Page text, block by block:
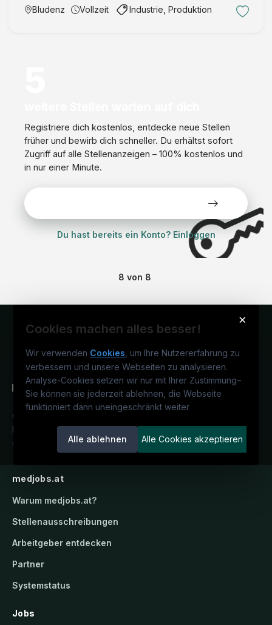
Menschen ist: bestens erreichbar, sozial engagiert und
Bludenz Vollzeit Industrie, Produktion
Registriere dich kostenlos, entdecke neue Stellen
früher und bewirb dich schneller. Du erhältst sofort
Zugriff auf alle Stellenanzeigen – 100% kostenlos und
in nur einer Minute.
Du hast bereits ein Konto? Einloggen
8 von 8
×
Cookies machen alles besser!
Wir verwenden Cookies , um Ihre Nutzererfahrung zu
verbessern und unsere Webseiten zu analysieren.
Analyse-Cookies setzen wir nur mit Ihrer Zustimmung–
Sie können sie jederzeit ablehnen, die Webseite
funktioniert dann uneingeschränkt weiter
Alle ablehnen Alle Cookies akzeptieren
Österreichs medizinisches
Karriereportal.Ein Service der
candidatis GmbH.
medjobs.at
Warum medjobs.at?
Stellenausschreibungen
Arbeitgeber entdecken
Partner
Systemstatus
Jobs